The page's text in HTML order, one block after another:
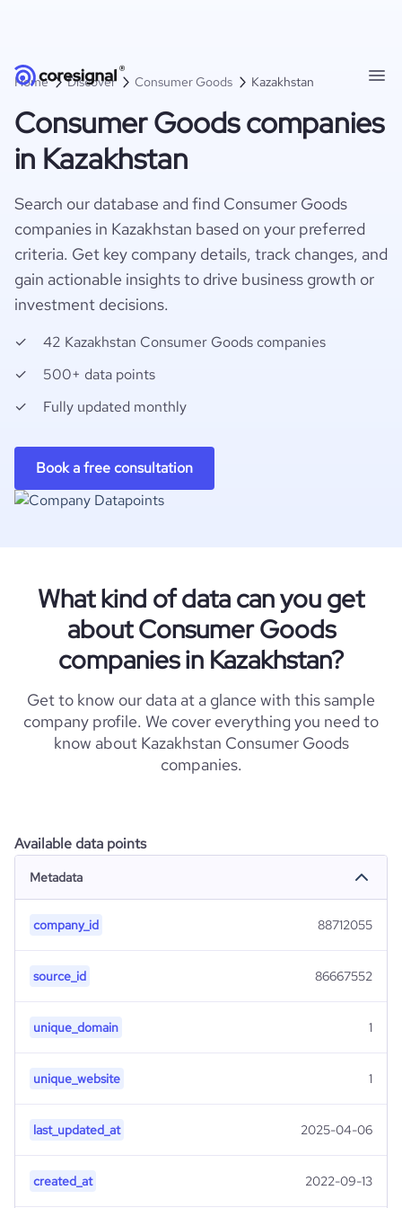
Home Discover Consumer Goods Kazakhstan
Consumer Goods companies
in Kazakhstan
Search our database and find Consumer Goods
companies in Kazakhstan based on your preferred
criteria. Get key company details, track changes, and
gain actionable insights to drive business growth or
investment decisions.
42 Kazakhstan Consumer Goods companies
500+ data points
Fully updated monthly
Book a free consultation
What kind of data can you get
about Consumer Goods
companies in Kazakhstan?
Get to know our data at a glance with this sample
company profile. We cover everything you need to
know about Kazakhstan Consumer Goods
companies.
Available data points
Metadata
company_id 88712055
source_id 86667552
unique_domain 1
unique_website 1
last_updated_at 2025-04-06
created_at 2022-09-13